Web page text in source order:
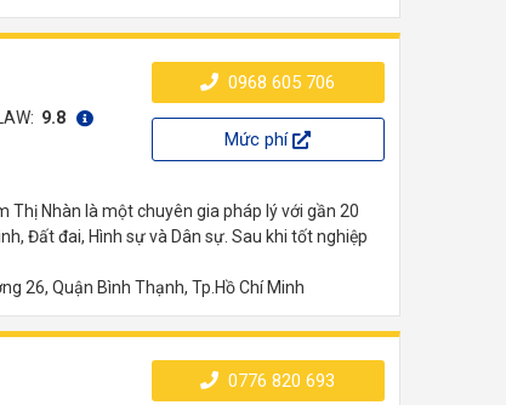
9.8
0968 605 706
Mức phí
Thị Nhàn là một chuyên gia pháp lý với gần 20
Đất đai, Hình sự và Dân sự. Sau khi tốt nghiệp
26, Quận Bình Thạnh, Tp.Hồ Chí Minh
0776 820 693